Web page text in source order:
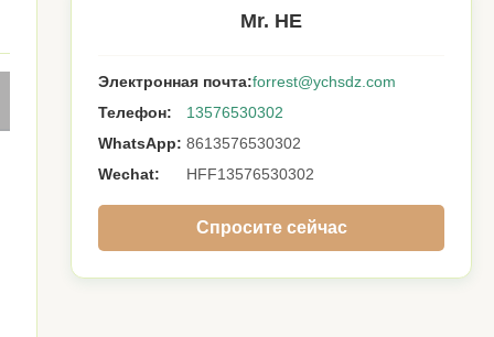
Mr. HE
Электронная почта:forrest@ychsdz.com
Телефон:
13576530302
WhatsApp: 8613576530302
Wechat:
HFF13576530302
Спросите сейчас